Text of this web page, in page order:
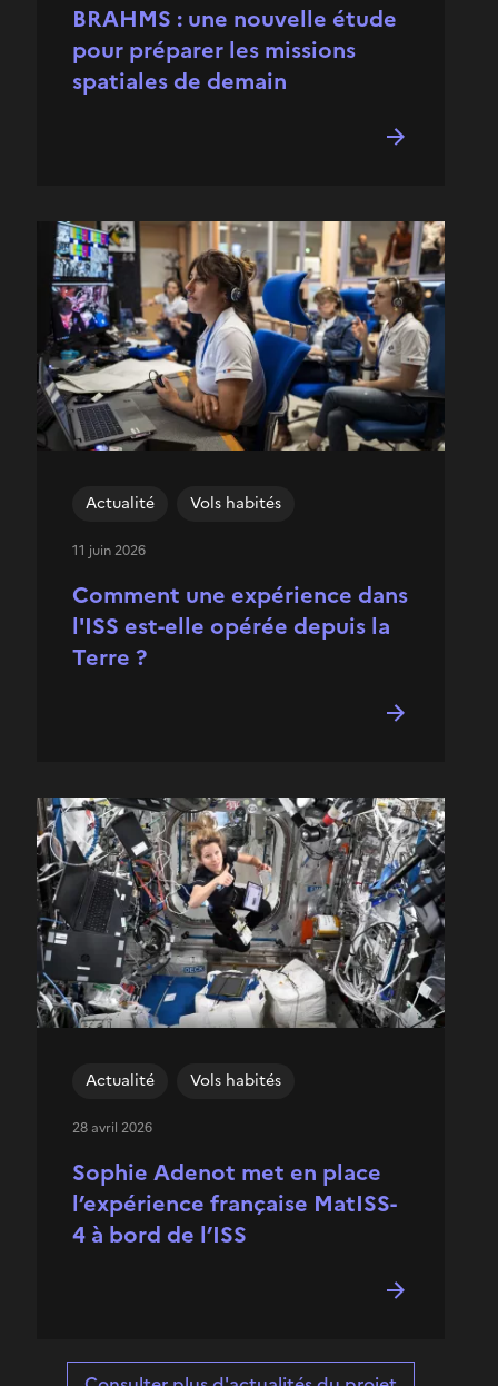
BRAHMS : une nouvelle étude
pour préparer les missions
spatiales de demain
Comment une expérience dans
l'ISS est-elle opérée depuis la
Terre ?
Actualité Vols habités
11 juin 2026
Sophie Adenot met en place
l’expérience française MatISS-
4 à bord de l’ISS
Actualité Vols habités
28 avril 2026